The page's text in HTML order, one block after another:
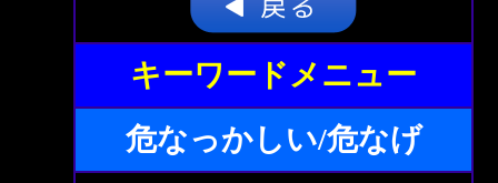
キーワードメニュー
危なっかしい/危なげ